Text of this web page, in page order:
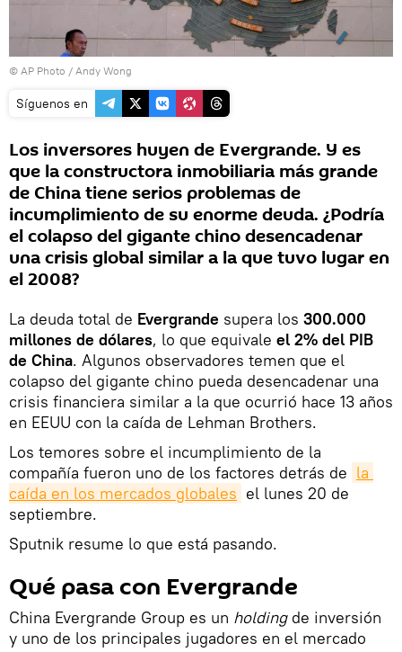
© AP Photo / Andy Wong
Síguenos en
Los inversores huyen de Evergrande. Y es
que la constructora inmobiliaria más grande
de China tiene serios problemas de
incumplimiento de su enorme deuda. ¿Podría
el colapso del gigante chino desencadenar
una crisis global similar a la que tuvo lugar en
el 2008?
La deuda total de Evergrande supera los 300.000
millones de dólares, lo que equivale el 2% del PIB
de China. Algunos observadores temen que el
colapso del gigante chino pueda desencadenar una
crisis financiera similar a la que ocurrió hace 13 años
en EEUU con la caída de Lehman Brothers.
Los temores sobre el incumplimiento de la
compañía fueron uno de los factores detrás de la
caída en los mercados globales el lunes 20 de
septiembre.
Sputnik resume lo que está pasando.
Qué pasa con Evergrande
China Evergrande Group es un holdingde inversión
y uno de los principales jugadores en el mercado